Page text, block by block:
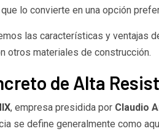
lo convierte en una opción
las características y ventajas
otros materiales de construcción.
de Alta
, empresa presidida por Claudio
se define generalmente como